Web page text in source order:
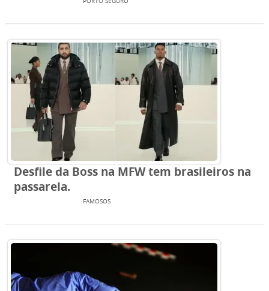
Desfile da Boss na MFW tem brasileiros na
passarela.
FAMOSOS